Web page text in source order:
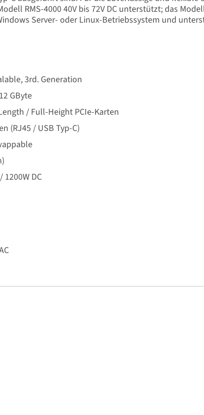
RMS-4000 40V bis 72V DC unterstützt; das
Server- oder Linux-Betriebssystem und
3rd. Generation
GByte
/ Full-Height PCIe-Karten
(RJ45 / USB Typ-C)
DC